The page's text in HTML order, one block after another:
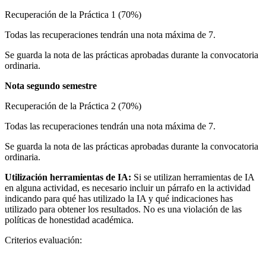
Recuperación de la Práctica 1 (70%)
Todas las recuperaciones tendrán una nota máxima de 7.
Se guarda la nota de las prácticas aprobadas durante la convocatoria
ordinaria.
Nota segundo semestre
Recuperación de la Práctica 2 (70%)
Todas las recuperaciones tendrán una nota máxima de 7.
Se guarda la nota de las prácticas aprobadas durante la convocatoria
ordinaria.
Utilización herramientas de IA: Si se utilizan herramientas de IA
en alguna actividad, es necesario incluir un párrafo en la actividad
indicando para qué has utilizado la IA y qué indicaciones has
utilizado para obtener los resultados. No es una violación de las
políticas de honestidad académica.
Criterios evaluación: